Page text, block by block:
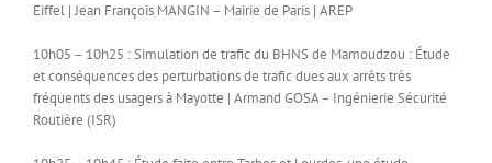
Eiffel | Jean François MANGIN – Mairie de Paris | AREP
10h05 – 10h25 : Simulation de trafic du BHNS de Mamoudzou : Étude
et conséquences des perturbations de trafic dues aux arrêts très
fréquents des usagers à Mayotte | Armand GOSA – Ingénierie Sécurité
Routière (ISR)